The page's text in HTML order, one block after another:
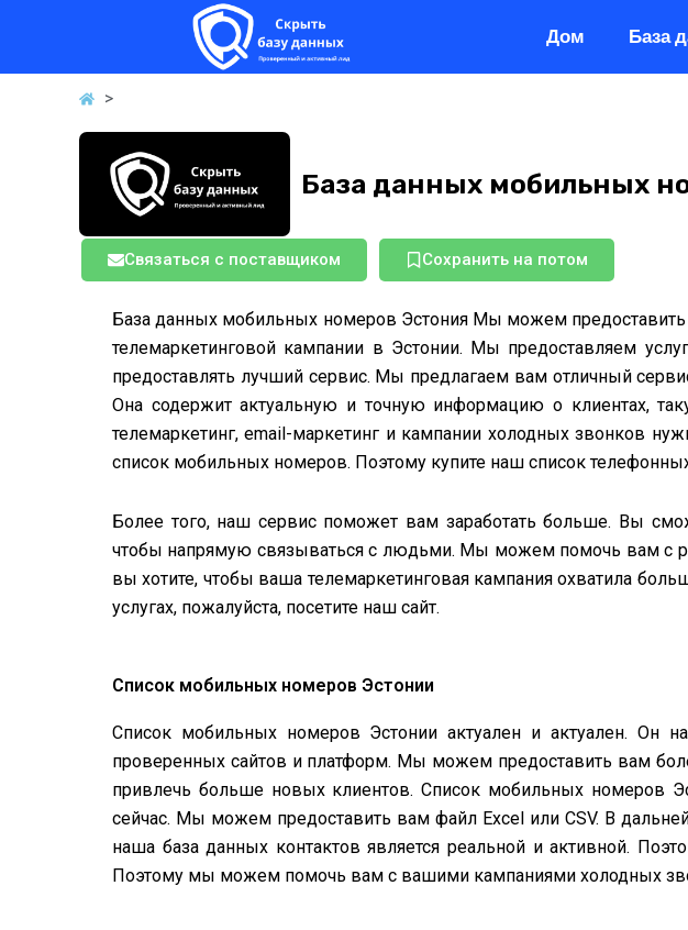
содержимому
Дом База
>
База данных мобильных
Связаться с поставщиком Сохранить на потом
База данных мобильных номеров Эстония Мы можем
телемаркетинговой кампании в Эстонии. Мы предоставляем
предоставлять лучший сервис. Мы предлагаем вам отличный
Она содержит актуальную и точную информацию о клиентах,
телемаркетинг, email-маркетинг и кампании холодных звонков
список мобильных номеров. Поэтому купите наш список
Более того, наш сервис поможет вам заработать больше. Вы
чтобы напрямую связываться с людьми. Мы можем помочь вам с
вы хотите, чтобы ваша телемаркетинговая кампания охватила
услугах, пожалуйста, посетите наш сайт.
Список мобильных номеров Эстонии
Список мобильных номеров Эстонии актуален и актуален. Он
проверенных сайтов и платформ. Мы можем предоставить вам
привлечь больше новых клиентов. Список мобильных номеров
сейчас. Мы можем предоставить вам файл Excel или CSV. В
наша база данных контактов является реальной и активной.
Поэтому мы можем помочь вам с вашими кампаниями холодных